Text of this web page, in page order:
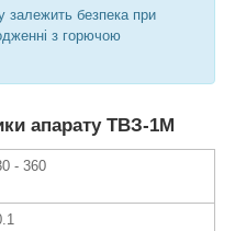
залежить безпека при
з горючою
апарату ТВЗ-1М
- 360